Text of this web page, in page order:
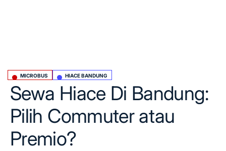
Posted
in
MICROBUS HIACE BANDUNG
Sewa Hiace Di Bandung:
Pilih Commuter atau
Premio?